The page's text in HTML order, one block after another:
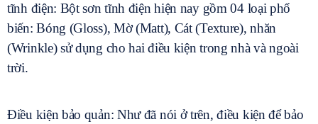
tĩnh điện: Bột sơn tĩnh điện hiện nay gồm 04 loại phổ
biến: Bóng (Gloss), Mờ (Matt), Cát (Texture), nhăn
(Wrinkle) sử dụng cho hai điều kiện trong nhà và ngoài
trời.
Điều kiện bảo quản: Như đã nói ở trên, điều kiện để bảo